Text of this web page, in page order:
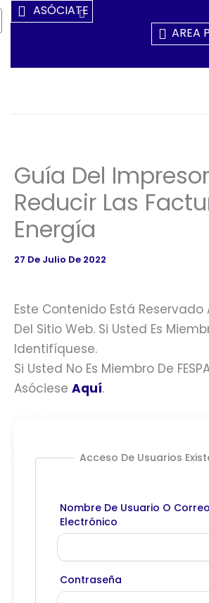
Ir
Al
ASÓCIATE
AREA
Guía Del
Reducir Las
Energía
27 De Julio De 2022
Este Contenido Está Reservado
Del Sitio Web. Si Usted Es
Identifíquese.
Si Usted No Es Miembro De
Asóciese Aquí.
Acceso De Usuarios
Nombre De Usuario O Correo
Electrónico
Contraseña